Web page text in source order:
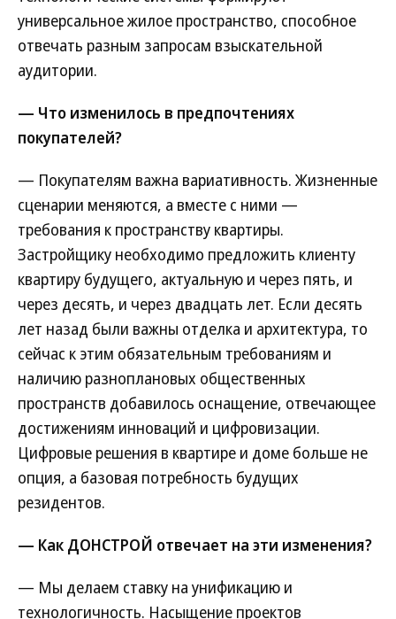
универсальное жилое пространство, способное
отвечать разным запросам взыскательной
аудитории.
— Что изменилось в предпочтениях
покупателей?
— Покупателям важна вариативность. Жизненные
сценарии меняются, а вместе с ними —
требования к пространству квартиры.
Застройщику необходимо предложить клиенту
квартиру будущего, актуальную и через пять, и
через десять, и через двадцать лет. Если десять
лет назад были важны отделка и архитектура, то
сейчас к этим обязательным требованиям и
наличию разноплановых общественных
пространств добавилось оснащение, отвечающее
достижениям инноваций и цифровизации.
Цифровые решения в квартире и доме больше не
опция, а базовая потребность будущих
резидентов.
— Как ДОНСТРОЙ отвечает на эти изменения?
— Мы делаем ставку на унификацию и
технологичность. Насыщение проектов